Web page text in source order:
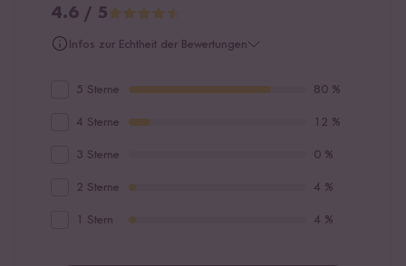
4.6 / 5
Infos zur Echtheit der Bewertungen
5 Sterne 80 %
4 Sterne 12 %
3 Sterne 0 %
2 Sterne 4 %
1 Stern 4 %